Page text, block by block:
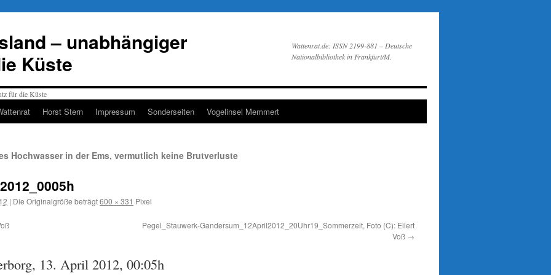
– unabhängiger
Küste
Wattenrat.de: ISSN 2199-881 – Deutsche
Nationalbibliothek in Frankfurt/M.
Horst Stern Impressum Sonderseiten Vogelinsel Memmert
Hochwasser in der Ems, vermutlich keine Brutverluste
| Die Originalgröße beträgt600 × 331 Pixel
Pegel_Stauwerk-Gandersum_12April2012_20Uhr19_Sommerzeit, Foto (C): Eilert
Voß
13. April 2012, 00:05h